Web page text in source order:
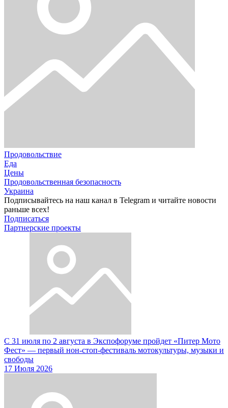
Продовольствие
Еда
Цены
Продовольственная безопасность
Украина
Подписывайтесь на наш канал в Telegram и читайте новости
раньше всех!
Подписаться
Партнерские проекты
С 31 июля по 2 августа в Экспофоруме пройдет «Питер Мото
Фест» — первый нон-стоп-фестиваль мотокультуры, музыки и
свободы
17 Июля 2026